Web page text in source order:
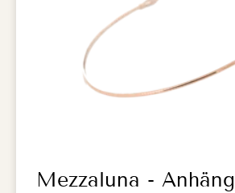
Mezzaluna -